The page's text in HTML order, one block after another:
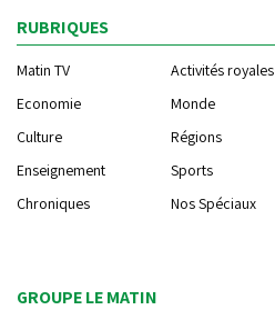
RUBRIQUES
Matin TV Activités royales
Economie
Monde
Culture
Régions
Enseignement
Sports
Chroniques
Nos Spéciaux
GROUPE LE MATIN